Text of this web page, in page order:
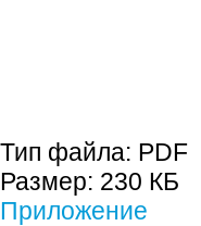
Тип файла: PDF
Размер: 230 КБ
Приложение